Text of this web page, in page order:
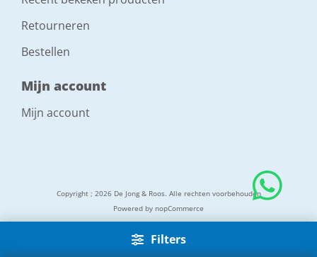
Filters
Retourneren
Bestellen
Mijn account
Mijn account
Copyright ; 2026 De Jong & Roos. Alle rechten voorbehouden
Powered by nopCommerce